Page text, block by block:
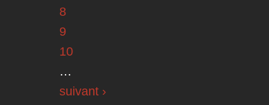
8
9
10
…
suivant ›